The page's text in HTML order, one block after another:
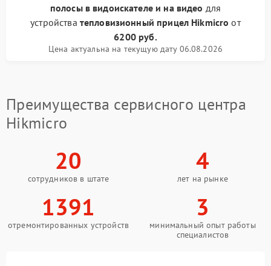
полосы в видоискателе и на видео для
устройства тепловизионный прицел Hikmicro от
6200 руб.
Цена актуальна на текущую дату 06.08.2026
Преимущества сервисного центра
Hikmicro
20
сотрудников в штате
4
лет на рынке
1391
отремонтированных устройств
3
минимальный опыт работы
специалистов